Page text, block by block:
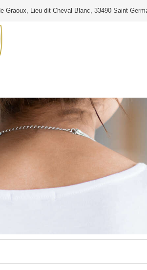
Graoux, Lieu-dit Cheval Blanc, 33490 Saint-